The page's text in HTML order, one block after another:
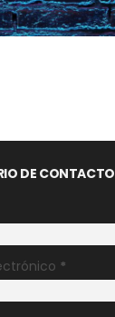
DE CONTACTO
*